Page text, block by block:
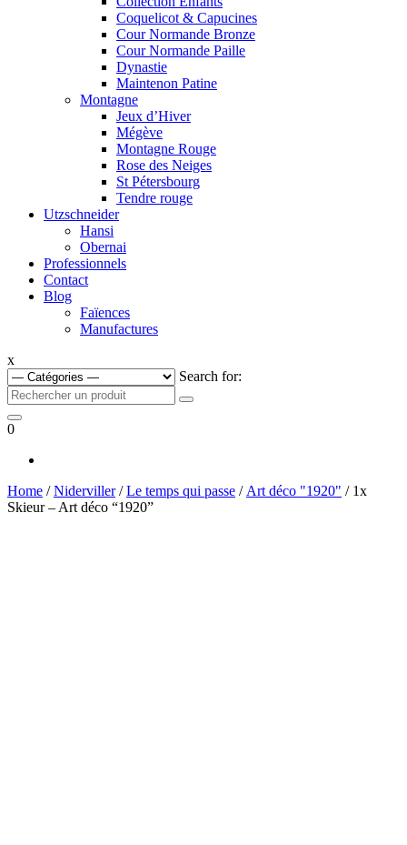
Coquelicot & Capucines
Cour Normande Bronze
Cour Normande Paille
Dynastie
Maintenon Patine
Montagne
Jeux d’Hiver
Mégève
Montagne Rouge
Rose des Neiges
St Pétersbourg
Tendre rouge
Utzschneider
Hansi
Obernai
Professionnels
Contact
Blog
Faïences
Manufactures
x
Search for:
0
Home /Niderviller/Le temps qui passe / Art déco "1920" / 1x
Skieur – Art déco “1920”